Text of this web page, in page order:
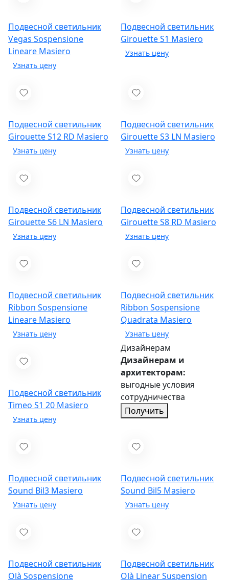
Подвесной светильник
Vegas Sospensione
Lineare Masiero
Подвесной светильник
Girouette S1 Masiero
Подвесной светильник
Girouette S12 RD Masiero
Подвесной светильник
Girouette S3 LN Masiero
Подвесной светильник
Girouette S6 LN Masiero
Подвесной светильник
Girouette S8 RD Masiero
Подвесной светильник
Ribbon Sospensione
Lineare Masiero
Подвесной светильник
Ribbon Sospensione
Quadrata Masiero
Подвесной светильник
Timeo S1 20 Masiero
Дизайнерам
Дизайнерам и
архитекторам:
выгодные условия
сотрудничества
Получить
Подвесной светильник
Sound Bil3 Masiero
Подвесной светильник
Sound Bil5 Masiero
Подвесной светильник
Olà Sospensione
Подвесной светильник
Olà Linear Suspension